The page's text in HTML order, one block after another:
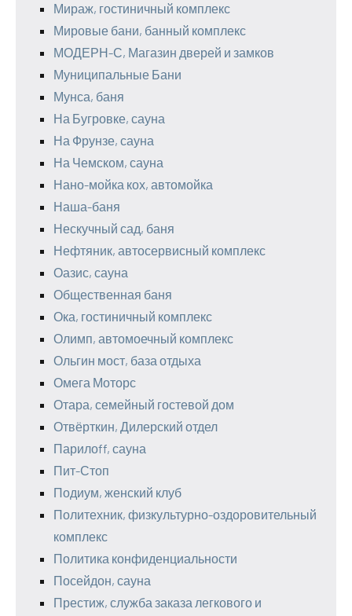
Мираж, гостиничный комплекс
Мировые бани, банный комплекс
МОДЕРН-С, Магазин дверей и замков
Муниципальные Бани
Мунса, баня
На Бугровке, сауна
На Фрунзе, сауна
На Чемском, сауна
Нано-мойка кох, автомойка
Наша-баня
Нескучный сад, баня
Нефтяник, автосервисный комплекс
Оазис, сауна
Общественная баня
Ока, гостиничный комплекс
Олимп, автомоечный комплекс
Ольгин мост, база отдыха
Омега Моторс
Отара, семейный гостевой дом
Отвёрткин, Дилерский отдел
Парилоff, сауна
Пит-Стоп
Подиум, женский клуб
Политехник, физкультурно-оздоровительный
комплекс
Политика конфиденциальности
Посейдон, сауна
Престиж, служба заказа легкового и